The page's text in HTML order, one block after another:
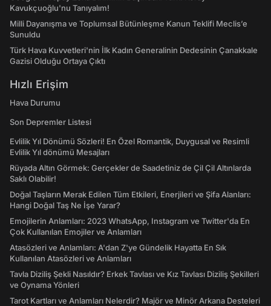
Kavukçuoğlu'nu Tanıyalım!
Milli Dayanışma ve Toplumsal Bütünleşme Kanun Teklifi Meclis’e
Sunuldu
Türk Hava Kuvvetleri'nin İlk Kadın Generalinin Dedesinin Çanakkale
Gazisi Olduğu Ortaya Çıktı
Hızlı Erişim
Hava Durumu
Son Depremler Listesi
Evlilik Yıl Dönümü Sözleri! En Özel Romantik, Duygusal ve Resimli
Evlilik Yıl dönümü Mesajları
Rüyada Altın Görmek: Gerçekler de Saadetiniz de Çil Çil Altınlarda
Saklı Olabilir!
Doğal Taşların Merak Edilen Tüm Etkileri, Enerjileri ve Şifa Alanları:
Hangi Doğal Taş Ne İşe Yarar?
Emojilerin Anlamları: 2023 WhatsApp, Instagram ve Twitter'da En
Çok Kullanılan Emojiler ve Anlamları
Atasözleri ve Anlamları: A'dan Z'ye Gündelik Hayatta En Sık
Kullanılan Atasözleri ve Anlamları
Tavla Diziliş Şekli Nasıldır? Erkek Tavlası ve Kız Tavlası Diziliş Şekilleri
ve Oynama Yönleri
Tarot Kartları ve Anlamları Nelerdir? Majör ve Minör Arkana Desteleri